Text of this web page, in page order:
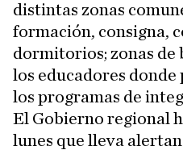
distintas zonas
formación, consigna,
dormitorios; zonas de
los educadores
los programas de
El Gobierno regional
lunes que lleva